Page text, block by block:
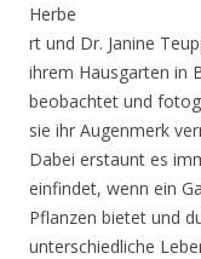
Herbe
rt und Dr. Janine
ihrem Hausgarten in
beobachtet und
sie ihr Augenmerk
Dabei erstaunt es
einfindet, wenn ein
Pflanzen bietet und
unterschiedliche